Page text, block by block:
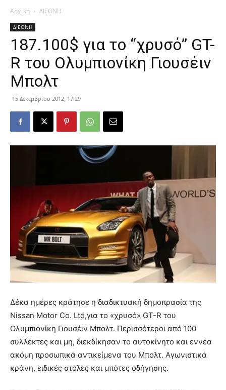
Αρχική ΔΙΕΘΝΗ
ΔΙΕΘΝΗ
187.100$ για το “χρυσό” GT-
R του Ολυμπιονίκη Γιουσέιν
Μπολτ
15 Δεκεμβρίου 2012, 17:29
Δέκα ημέρες κράτησε η διαδικτυακή δημοπρασία της
Nissan Motor Co. Ltd,για το «χρυσό» GT-R του
Ολυμπιονίκη Γιουσέιν Μπολτ. Περισσότεροι από 100
συλλέκτες και μη, διεκδίκησαν το αυτοκίνητο και εννέα
ακόμη προσωπικά αντικείμενα του Μπολτ. Αγωνιστικά
κράνη, ειδικές στολές και μπότες οδήγησης.